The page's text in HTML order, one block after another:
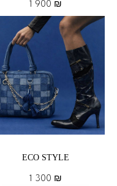
1 900 ₪
ECO STYLE
1 300 ₪